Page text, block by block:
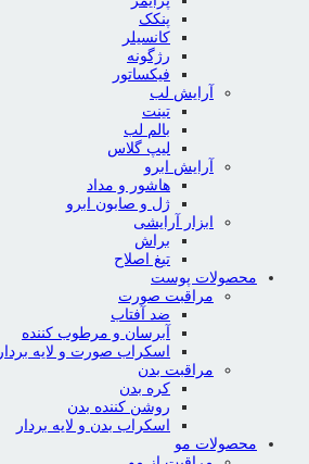
پنکک
کانسیلر
رژگونه
فیکساتور
آرایش لب
تینت
بالم لب
لیپ گلاس
آرایش ابرو
هاشور و مداد
ژل و صابون ابرو
ابزار آرایشی
براش
تیغ اصلاح
محصولات پوست
مراقبت صورت
ضد آفتاب
آبرسان و مرطوب کننده
اسکراب صورت و لایه بردار
مراقبت بدن
کره بدن
روشن کننده بدن
اسکراب بدن و لایه بردار
محصولات مو